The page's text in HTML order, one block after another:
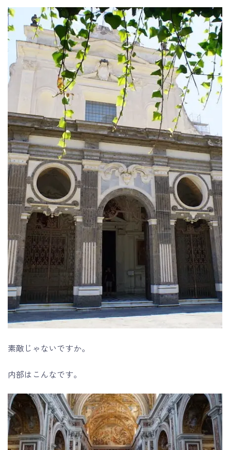
素敵じゃないですか。
内部はこんなです。